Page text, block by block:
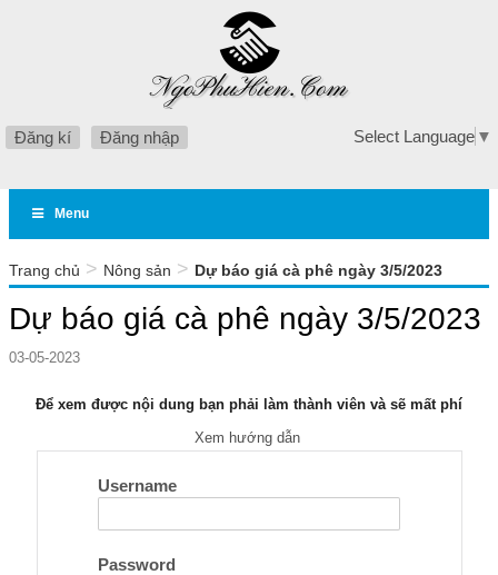
Đăng kí Đăng nhập Select Language ▼
Menu
Trang chủ > Nông sản > Dự báo giá cà phê ngày 3/5/2023
Dự báo giá cà phê ngày 3/5/2023
03-05-2023
Để xem được nội dung bạn phải làm thành viên và sẽ mất phí
Xem hướng dẫn
Username
Password